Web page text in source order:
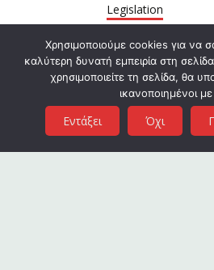
Legislation
πρακτικά για το
ασφάλεια των
επικοινωνιών;
18 Αυγούστου
Χρησιμοποιούμε cookies για να
καλύτερη δυνατή εμπειρία στη
χρησιμοποιείτε τη σελίδα, θα
ικανοποιημένοι
Εντάξει Όχι